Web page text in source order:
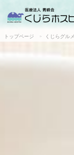
トップページ くじらグル